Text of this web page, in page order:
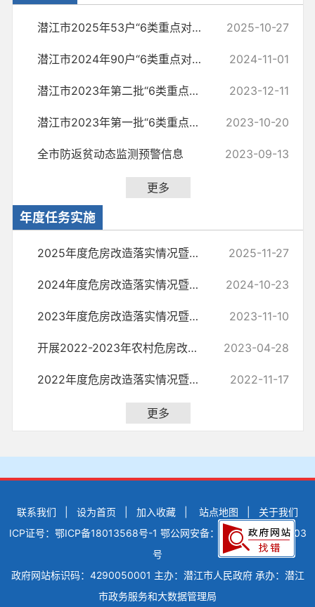
潜江市2025年53户“6类重点对象”农村危房改造对象基本情况公示 2025-10-27
潜江市2024年90户“6类重点对象”农村危房改造对象基本情况公示 2024-11-01
潜江市2023年第二批“6类重点对象”农村危房改造拟补助对象基本情况公示 2023-12-11
潜江市2023年第一批“6类重点对象”农村危房改造拟补助对象基本情况公示 2023-10-20
全市防返贫动态监测预警信息 2023-09-13
更多
年度任务实施
2025年度危房改造落实情况暨年度工作完成情况 2025-11-27
2024年度危房改造落实情况暨年度工作完成情况 2024-10-23
2023年度危房改造落实情况暨年度工作完成情况 2023-11-10
开展2022-2023年农村危房改造不正之风和腐败问题专项整治工作 2023-04-28
2022年度危房改造落实情况暨年度工作完成情况 2022-11-17
更多
联系我们 设为首页 加入收藏 站点地图
关于我们
ICP证号：鄂ICP备18013568号-1 鄂公网安备：42900502000503
号
政府网站标识码：4290050001 主办：潜江市人民政府 承办：潜江
市政务服务和大数据管理局